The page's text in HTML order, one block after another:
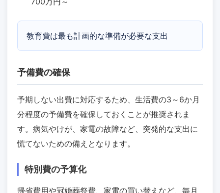
教育費は最も計画的な準備が必要な支出
予備費の確保
予期しない出費に対応するため、生活費の3～6か月
分程度の予備費を確保しておくことが推奨されま
す。病気やけが、家電の故障など、突発的な支出に
慌てないための備えとなります。
特別費の予算化
帰省費用や冠婚葬祭費、家電の買い替えなど、毎月